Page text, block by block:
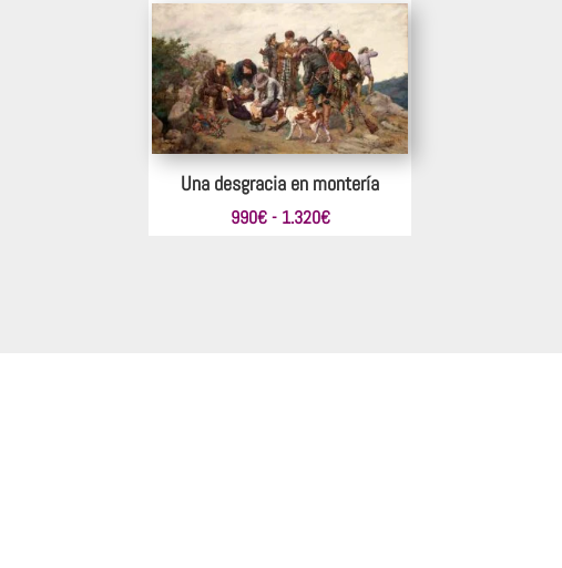
Una desgracia en montería
990€- 1.320€Rango